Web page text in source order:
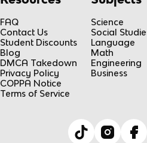
FAQ
Contact Us
Student Discounts
Blog
DMCA Takedown
Privacy Policy
COPPA Notice
Terms of Service
Science
Social
Language
Math
Engineering
Business